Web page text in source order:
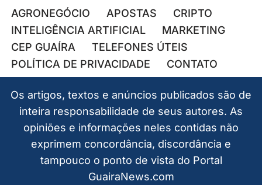
AGRONEGÓCIO APOSTAS
CRIPTO
INTELIGÊNCIA ARTIFICIAL
MARKETING
CEP GUAÍRA
TELEFONES ÚTEIS
POLÍTICA DE PRIVACIDADE
CONTATO
Os artigos, textos e anúncios publicados são de
inteira responsabilidade de seus autores. As
opiniões e informações neles contidas não
exprimem concordância, discordância e
tampouco o ponto de vista do Portal
GuairaNews.com